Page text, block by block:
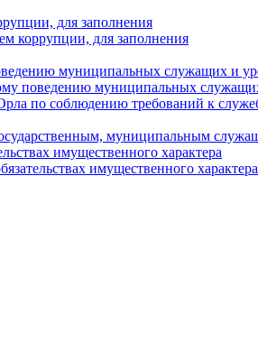
для заполнения
коррупции, для заполнения
муниципальных служащих и
поведению муниципальных
по соблюдению требований к
муниципальным
имущественного характера
имущественного характера